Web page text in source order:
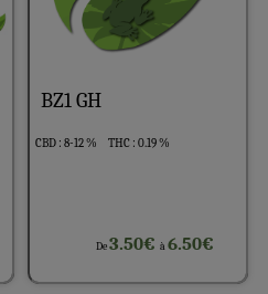
BZ1 GH
CBD : 8-12 % THC : 0.19 %
De3.50€ à6.50€